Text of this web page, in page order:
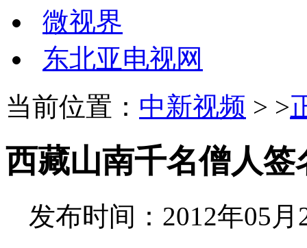
微视界
东北亚电视网
当前位置： 中新视频 > >
西藏山南千名僧人
发布时间：2012年05月